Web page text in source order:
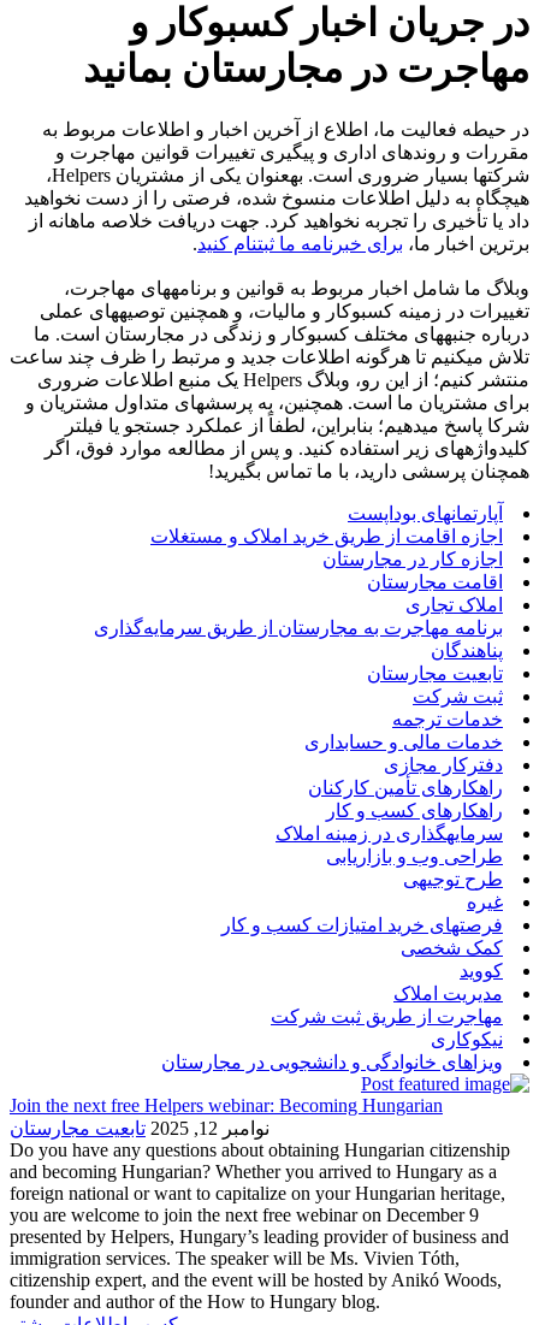
در جریان اخبار کسبوکار و
مهاجرت در مجارستان بمانید
در حیطه فعالیت ما، اطلاع از آخرین اخبار و اطلاعات مربوط به
مقررات و روندهای اداری و پیگیری تغییرات قوانین مهاجرت و
شرکتها بسیار ضروری است. بهعنوان یکی از مشتریان Helpers،
هیچگاه به دلیل اطلاعات منسوخ شده، فرصتی را از دست نخواهید
داد یا تأخیری را تجربه نخواهید کرد. جهت دریافت خلاصه ماهانه از
برترین اخبار ما، برای خبرنامه ما ثبتنام کنید.
وبلاگ ما شامل اخبار مربوط به قوانین و برنامههای مهاجرت،
تغییرات در زمینه کسبوکار و مالیات، و همچنین توصیههای عملی
درباره جنبههای مختلف کسبوکار و زندگی در مجارستان است. ما
تلاش میکنیم تا هرگونه اطلاعات جدید و مرتبط را ظرف چند ساعت
منتشر کنیم؛ از این رو، وبلاگ Helpers یک منبع اطلاعات ضروری
برای مشتریان ما است. همچنین، به پرسشهای متداول مشتریان و
شرکا پاسخ میدهیم؛ بنابراین، لطفاً از عملکرد جستجو یا فیلتر
کلیدواژههای زیر استفاده کنید. و پس از مطالعه موارد فوق، اگر
همچنان پرسشی دارید، با ما تماس بگیرید!
آپارتمانهای بوداپست
اجازه اقامت از طریق خرید املاک و مستغلات
اجازه کار در مجارستان
اقامت مجارستان
املاک تجاری
برنامه مهاجرت به مجارستان از طریق سرمایه‌گذاری
پناهندگان
تابعیت مجارستان
ثبت شرکت
خدمات ترجمه
خدمات مالی و حسابداری
دفترکار مجازی
راهکارهای تأمین کارکنان
راهکارهای کسب و کار
سرمایهگذاری در زمینه املاک
طراحی وب و بازاریابی
طرح توجیهی
غیره
فرصتهای خرید امتیازات کسب و کار
کمک شخصی
کووید
مدیریت املاک
مهاجرت از طریق ثبت شرکت
نیکوکاری
ویزاهای خانوادگی و دانشجویی در مجارستان
Join the next free Helpers webinar: Becoming Hungarian
نوامبر 12, 2025
تابعیت مجارستان
Do you have any questions about obtaining Hungarian citizenship
and becoming Hungarian? Whether you arrived to Hungary as a
foreign national or want to capitalize on your Hungarian heritage,
you are welcome to join the next free webinar on December 9
presented by Helpers, Hungary’s leading provider of business and
immigration services. The speaker will be Ms. Vivien Tóth,
citizenship expert, and the event will be hosted by Anikó Woods,
founder and author of the How to Hungary blog.